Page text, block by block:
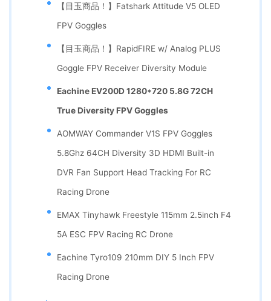
【目玉商品！】Fatshark Attitude V5 OLED
FPV Goggles
【目玉商品！】RapidFIRE w/ Analog PLUS
Goggle FPV Receiver Diversity Module
Eachine EV200D 1280*720 5.8G 72CH
True Diversity FPV Goggles
AOMWAY Commander V1S FPV Goggles
5.8Ghz 64CH Diversity 3D HDMI Built-in
DVR Fan Support Head Tracking For RC
Racing Drone
EMAX Tinyhawk Freestyle 115mm 2.5inch F4
5A ESC FPV Racing RC Drone
Eachine Tyro109 210mm DIY 5 Inch FPV
Racing Drone